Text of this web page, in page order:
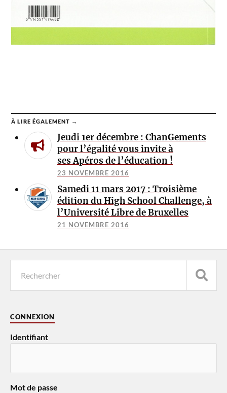
À LIRE ÉGALEMENT →
Jeudi 1er décembre : ChanGements
pour l’égalité vous invite à
ses Apéros de l’éducation !
23 NOVEMBRE 2016
Samedi 11 mars 2017 : Troisième
édition du High School Challenge, à
l’Université Libre de Bruxelles
21 NOVEMBRE 2016
CONNEXION
Identifiant
Mot de passe